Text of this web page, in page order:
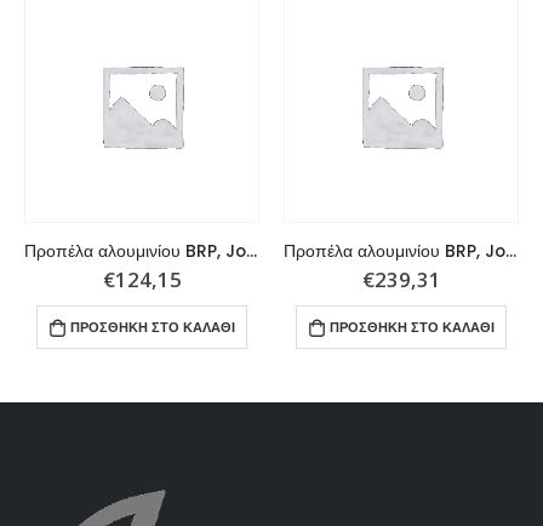
Προπέλα αλουμινίου BRP, Johnson , Evinrude 9,9 – 15 HP 3×9,25×8
€124,15
ΠΡΟΣΘΉΚΗ ΣΤΟ ΚΑΛΆΘΙ
Προπέλα αλουμινίου BRP, Johnson , Evinrude , OMC Stern Drive 90 – 300 HP 3×14,8×17 L
€239,31
ΠΡΟΣΘΉΚΗ ΣΤΟ ΚΑΛΆΘΙ